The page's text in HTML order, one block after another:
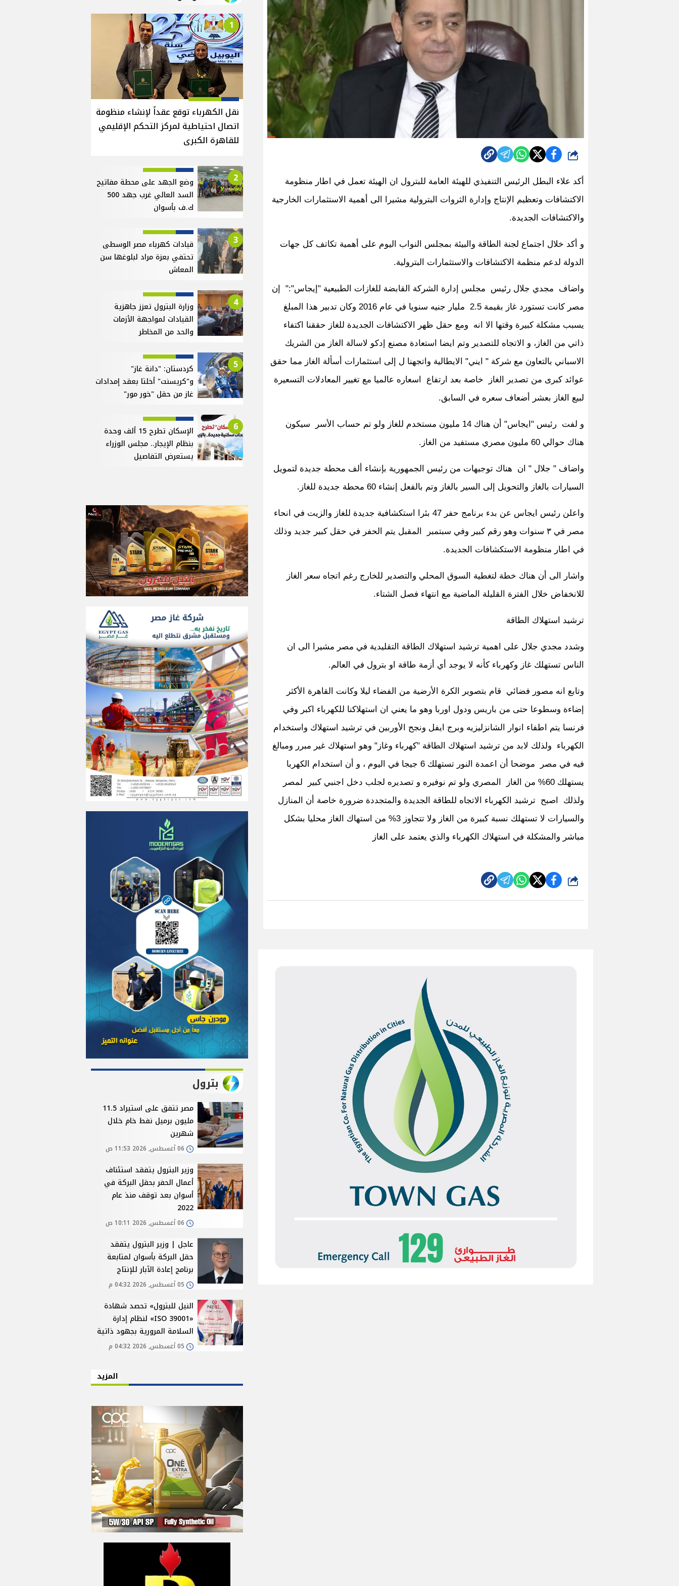
شارك
أكد علاء البطل الرئيس التنفيذي للهيئة العامة للبترول ان الهيئة تعمل في اطار منظومة
الاكتشافات وتعظيم الإنتاج وإدارة الثروات البترولية مشيرا الى أهمية الاستثمارات الخارجية
والاكتشافات الجديدة.
و أكد خلال اجتماع لجنة الطاقة والبيئة بمجلس النواب اليوم على أهمية تكاتف كل جهات
الدولة لدعم منظمة الاكتشافات والاستثمارات البترولية.
واضاف مجدي جلال رئيس مجلس إدارة الشركة القابضة للغازات الطبيعية "إيجاس":" إن
مصر كانت تستورد غاز بقيمة 2.5 مليار جنيه سنويا في عام 2016 وكان تدبير هذا المبلغ
يسبب مشكلة كبيرة وقتها الا انه ومع حقل ظهر الاكتشافات الجديدة للغاز حققنا اكتفاء
ذاتي من الغاز، و الاتجاه للتصدير وتم ايضا استعادة مصنع إدكو لاسالة الغاز من الشريك
الاسباني بالتعاون مع شركة " ايني" الايطالية واتجهنا ل إلى استثمارات أسألة الغاز مما حقق
عوائد كبرى من تصدير الغاز خاصة بعد ارتفاع اسعاره عالميا مع تغيير المعادلات التسعيرة
لبيع الغاز بعشر أضعاف سعره في السابق.
و لفت رئيس "ايجاس" أن هناك 14 مليون مستخدم للغاز ولو تم حساب الأسر سيكون
هناك حوالي 60 مليون مصري مستفيد من الغاز.
واضاف " جلال " ان هناك توجيهات من رئيس الجمهورية بإنشاء ألف محطة جديدة لتمويل
السيارات بالغاز والتحويل إلى السير بالغاز وتم بالفعل إنشاء 60 محطة جديدة للغاز.
واعلن رئيس ايجاس عن بدء برنامج حفر 47 بئرا استكشافية جديدة للغاز والزيت في انحاء
مصر في ٣ سنوات وهو رقم كبير وفي سبتمبر المقبل يتم الحفر في حقل كبير جديد وذلك
في اطار منظومة الاستكشافات الجديدة.
واشار الى أن هناك خطة لتغطية السوق المحلي والتصدير للخارج رغم اتجاه سعر الغاز
للانخفاض خلال الفترة القليلة الماضية مع انتهاء فصل الشتاء.
ترشيد استهلاك الطاقة
وشدد مجدي جلال على اهمية ترشيد استهلاك الطاقة التقليدية في مصر مشيرا الى ان
الناس تستهلك غاز وكهرباء كأنه لا يوجد أي أزمة طاقة او بترول في العالم.
وتابع انه مصور فضائي قام بتصوير الكرة الأرضية من الفضاء ليلا وكانت القاهرة الأكثر
إضاءة وسطوعا حتى من باريس ودول اوربا وهو ما يعني ان استهلاكنا للكهرباء اكبر وفي
فرنسا يتم اطفاء انوار الشانزليزيه وبرج ايفل ونجح الأوربين في ترشيد استهلاك واستخدام
الكهرباء ولذلك لابد من ترشيد استهلاك الطاقة "كهرباء وغاز" وهو استهلاك غير مبرر ومبالغ
فيه في مصر موضحا أن اعمدة النور تستهلك 6 جيجا في اليوم ، و أن استخدام الكهربا
يستهلك 60% من الغاز المصري ولو تم نوفيره و تصديره لجلب دخل اجنبي كبير لمصر
ولذلك اصبح ترشيد الكهرباء الاتجاه للطاقة الجديدة والمتجددة ضرورة خاصة أن المنازل
والسيارات لا تستهلك نسبة كبيرة من الغاز ولا تتجاوز 3% من استهاك الغاز محليا بشكل
مباشر والمشكلة في استهلاك الكهرباء والذي يعتمد على الغاز
شارك
1
نقل الكهرباء توقع عقداً لإنشاء منظومة
اتصال احتياطية لمركز التحكم الإقليمي
للقاهرة الكبرى
2
وضع الجهد على محطة مفاتيح
السد العالي غرب جهد 500
ك.ف بأسوان
3
قيادات كهرباء مصر الوسطى
تحتفي بعزة مراد لبلوغها سن
المعاش
4
وزارة البترول تعزز جاهزية
القيادات لمواجهة الأزمات
والحد من المخاطر
5
كردستان: "دانة غاز"
و"كريسنت" أخلتا بعقد إمدادات
غاز من حقل "خور مور"
6
الإسكان تطرح 15 ألف وحدة
بنظام الإيجار.. مجلس الوزراء
يستعرض التفاصيل
بترول
مصر تتفق على استيراد 11.5
مليون برميل نفط خام خلال
شهرين
06 أغسطس, 2026 11:53 ص
وزير البترول يتفقد استئناف
أعمال الحفر بحقل البركة في
أسوان بعد توقف منذ عام
2022
06 أغسطس, 2026 10:11 ص
عاجل | وزير البترول يتفقد
حقل البركة بأسوان لمتابعة
برنامج إعادة الآبار للإنتاج
05 أغسطس, 2026 04:32 م
النيل للبترول» تحصد شهادة
«ISO 39001» لنظام إدارة
السلامة المرورية بجهود ذاتية
05 أغسطس, 2026 04:32 م
المزيد